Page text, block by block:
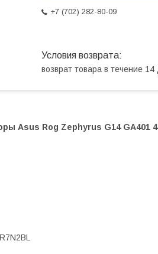
+7 (702) 282-80-09
возврат товара в течение 14
Asus Rog Zephyrus G14 GA401